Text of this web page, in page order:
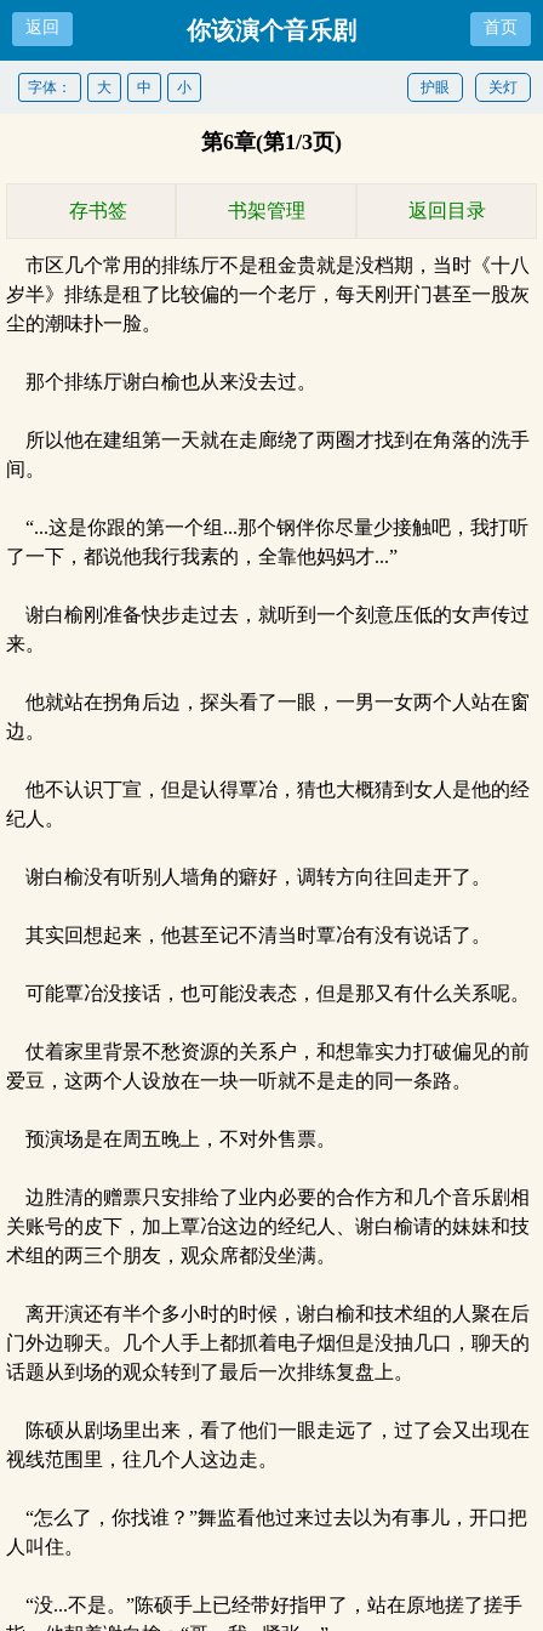
返回 你该演个音乐剧 首页
关灯
护眼
字体： 大 中 小
第6章(第1/3页)
存书签 书架管理 返回目录
市区几个常用的排练厅不是租金贵就是没档期，当时《十八
岁半》排练是租了比较偏的一个老厅，每天刚开门甚至一股灰
尘的潮味扑一脸。
那个排练厅谢白榆也从来没去过。
所以他在建组第一天就在走廊绕了两圈才找到在角落的洗手
间。
“...这是你跟的第一个组...那个钢伴你尽量少接触吧，我打听
了一下，都说他我行我素的，全靠他妈妈才...”
谢白榆刚准备快步走过去，就听到一个刻意压低的女声传过
来。
他就站在拐角后边，探头看了一眼，一男一女两个人站在窗
边。
他不认识丁宣，但是认得覃冶，猜也大概猜到女人是他的经
纪人。
谢白榆没有听别人墙角的癖好，调转方向往回走开了。
其实回想起来，他甚至记不清当时覃冶有没有说话了。
可能覃冶没接话，也可能没表态，但是那又有什么关系呢。
仗着家里背景不愁资源的关系户，和想靠实力打破偏见的前
爱豆，这两个人设放在一块一听就不是走的同一条路。
预演场是在周五晚上，不对外售票。
边胜清的赠票只安排给了业内必要的合作方和几个音乐剧相
关账号的皮下，加上覃冶这边的经纪人、谢白榆请的妹妹和技
术组的两三个朋友，观众席都没坐满。
离开演还有半个多小时的时候，谢白榆和技术组的人聚在后
门外边聊天。几个人手上都抓着电子烟但是没抽几口，聊天的
话题从到场的观众转到了最后一次排练复盘上。
陈硕从剧场里出来，看了他们一眼走远了，过了会又出现在
视线范围里，往几个人这边走。
“怎么了，你找谁？”舞监看他过来过去以为有事儿，开口把
人叫住。
“没...不是。”陈硕手上已经带好指甲了，站在原地搓了搓手